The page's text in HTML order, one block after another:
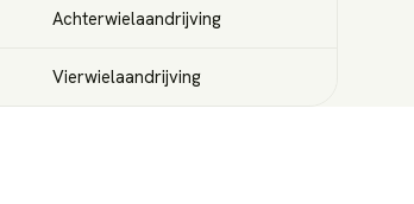
Achterwielaandrijving
Vierwielaandrijving